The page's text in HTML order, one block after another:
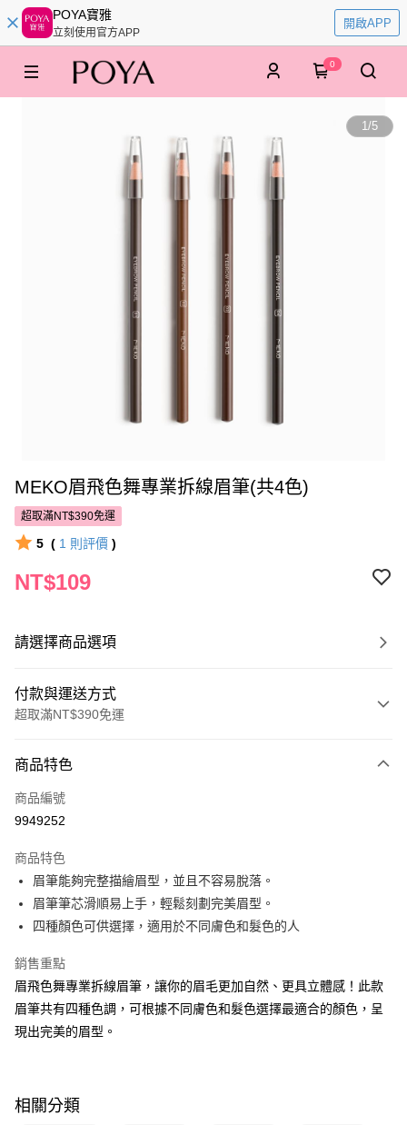
POYA寶雅
立刻使用官方APP
開啟APP
0
1/5
MEKO眉飛色舞專業拆線眉筆(共4色)
超取滿NT$390免運
5 ( 1 則評價 )
NT$109
請選擇商品選項
付款與運送方式
超取滿NT$390免運
POYA支付
信用卡一次付款
LINE Pay
Apple Pay
悠遊付
Google Pay
AFTEE先享後付是「在收到商品之後才付款」的支付方式。 讓您購物簡單
即享券
商品特色
商品編號
9949252
商品特色
眉筆能夠完整描繪眉型，並且不容易脫落。
眉筆筆芯滑順易上手，輕鬆刻劃完美眉型。
四種顏色可供選擇，適用於不同膚色和髮色的人
銷售重點
眉飛色舞專業拆線眉筆，讓你的眉毛更加自然、更具立體感！此款
眉筆共有四種色調，可根據不同膚色和髮色選擇最適合的顏色，呈
現出完美的眉型。
相關分類